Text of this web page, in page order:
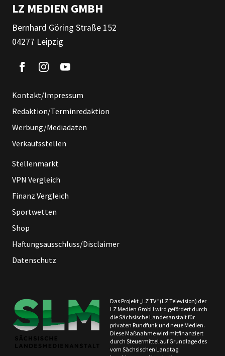
LZ MEDIEN GMBH
Bernhard Göring Straße 152
04277 Leipzig
Kontakt/Impressum
Redaktion/Terminredaktion
Werbung/Mediadaten
Verkaufsstellen
Stellenmarkt
VPN Vergleich
Finanz Vergleich
Sportwetten
Shop
Haftungsausschluss/Disclaimer
Datenschutz
Das Projekt „LZ TV“ (LZ Television) der
LZ Medien GmbH wird gefördert durch
die Sächsische Landesanstalt für
privaten Rundfunk und neue Medien.
Diese Maßnahme wird mitfinanziert
durch Steuermittel auf Grundlage des
vom Sächsischen Landtag